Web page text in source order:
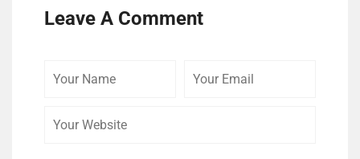
Leave A Comment